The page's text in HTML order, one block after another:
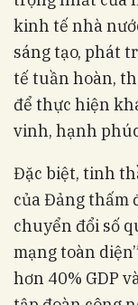
kinh tế nhà
sáng tạo, phát
tế tuần hoàn,
để thực hiện
vinh, hạnh
Đặc biệt, tinh
của Đảng thấm
chuyển đổi số
mạng toàn
hơn 40% GDP